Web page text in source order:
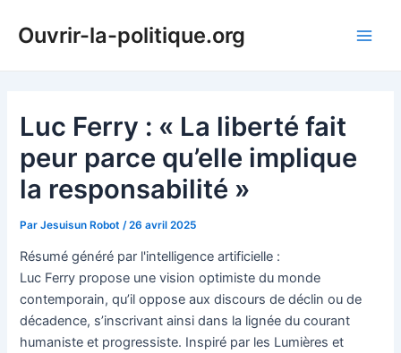
Ouvrir-la-politique.org
Luc Ferry : « La liberté fait
peur parce qu’elle implique
la responsabilité »
ParJesuisun Robot /26 avril 2025
Résumé généré par l'intelligence artificielle :
Luc Ferry propose une vision optimiste du monde
contemporain, qu’il oppose aux discours de déclin ou de
décadence, s’inscrivant ainsi dans la lignée du courant
humaniste et progressiste. Inspiré par les Lumières et